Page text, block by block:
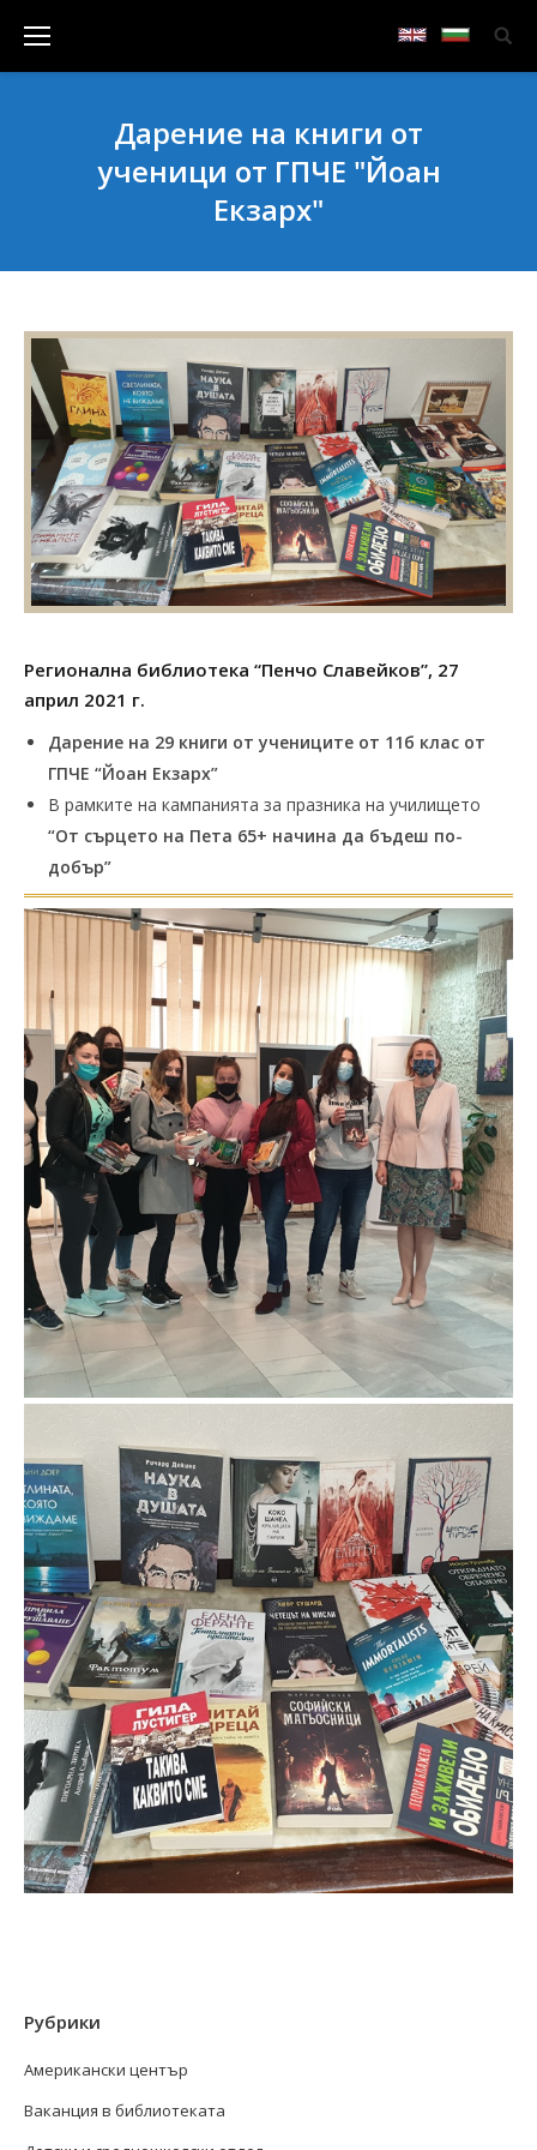
Дарение на книги от
ученици от ГПЧЕ "Йоан
Екзарх"
Регионална библиотека “Пенчо Славейков”, 27
април 2021 г.
Дарение на 29 книги от учениците от 11б клас от
ГПЧЕ “Йоан Екзарх”
В рамките на кампанията за празника на училището
“От сърцето на Пета 65+ начина да бъдеш по-
добър”
Рубрики
Американски център
Ваканция в библиотеката